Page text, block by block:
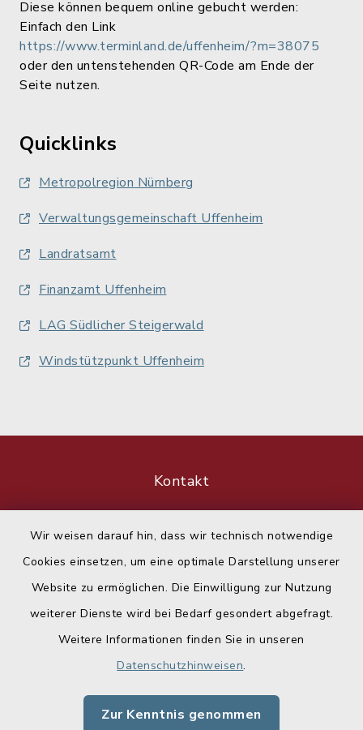
Wir weisen darauf hin, dass wir technisch notwendige
Cookies einsetzen, um eine optimale Darstellung unserer
Website zu ermöglichen. Die Einwilligung zur Nutzung
weiterer Dienste wird bei Bedarf gesondert abgefragt.
Weitere Informationen finden Sie in unseren
Datenschutzhinweisen.
Zur Kenntnis genommen
Diese können bequem online gebucht werden:
Einfach den Link
https://www.terminland.de/uffenheim/?m=38075
oder den untenstehenden QR-Code am Ende der
Seite nutzen.
Quicklinks
Metropolregion Nürnberg
Verwaltungsgemeinschaft Uffenheim
Landratsamt
Finanzamt Uffenheim
LAG Südlicher Steigerwald
Windstützpunkt Uffenheim
Kontakt
Datenschutz
Impressum
Sitemap
Cookie-Einstellungen